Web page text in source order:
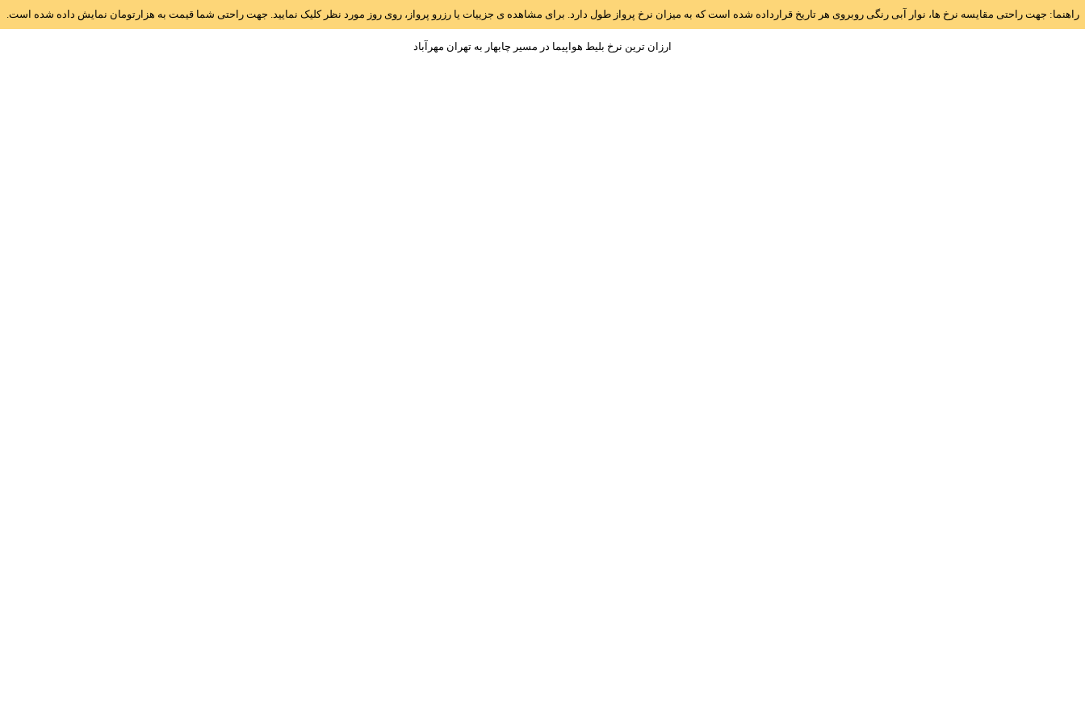
راهنما: جهت راحتی مقایسه نرخ ها، نوار آبی رنگی روبروی هر تاریخ قرارداده شده است که به میزان نرخ پرواز طول دارد. برای مشاهده ی جزییات یا رزرو پرواز، روی روز مورد نظر کلیک نمایید. جهت راحتی شما قیمت به هزارتومان نمایش داده شده است.
ارزان ترین نرخ بلیط هواپیما در مسیر چابهار به تهران مهرآباد